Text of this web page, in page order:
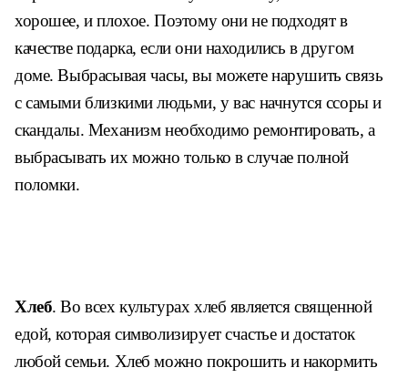
хорошее, и плохое. Поэтому они не подходят в
качестве подарка, если они находились в другом
доме. Выбрасывая часы, вы можете нарушить связь
с самыми близкими людьми, у вас начнутся ссоры и
скандалы. Механизм необходимо ремонтировать, а
выбрасывать их можно только в случае полной
поломки.
Хлеб. Во всех культурах хлеб является священной
едой, которая символизирует счастье и достаток
любой семьи. Хлеб можно покрошить и накормить